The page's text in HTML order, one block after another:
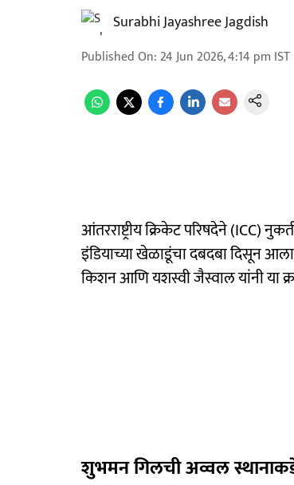
Surabhi Jayashree Jagdish
Published On: 24 Jun 2026, 4:14 pm IST
आंतरराष्ट्रीय क्रिकेट परिषदेने (ICC)
इंडियाच्या खेळाडूंचा दबदबा दिसून
किशन आणि यशस्वी जैस्वाल यांनी या
शुभमन गिलची अव्वल